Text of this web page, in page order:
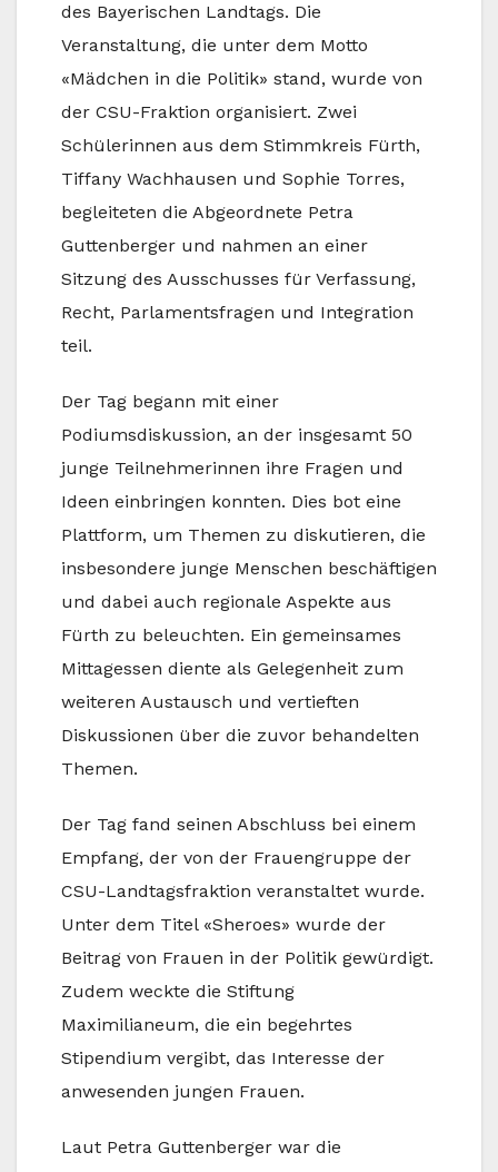
des Bayerischen Landtags. Die
Veranstaltung, die unter dem Motto
«Mädchen in die Politik» stand, wurde von
der CSU-Fraktion organisiert. Zwei
Schülerinnen aus dem Stimmkreis Fürth,
Tiffany Wachhausen und Sophie Torres,
begleiteten die Abgeordnete Petra
Guttenberger und nahmen an einer
Sitzung des Ausschusses für Verfassung,
Recht, Parlamentsfragen und Integration
teil.
Der Tag begann mit einer
Podiumsdiskussion, an der insgesamt 50
junge Teilnehmerinnen ihre Fragen und
Ideen einbringen konnten. Dies bot eine
Plattform, um Themen zu diskutieren, die
insbesondere junge Menschen beschäftigen
und dabei auch regionale Aspekte aus
Fürth zu beleuchten. Ein gemeinsames
Mittagessen diente als Gelegenheit zum
weiteren Austausch und vertieften
Diskussionen über die zuvor behandelten
Themen.
Der Tag fand seinen Abschluss bei einem
Empfang, der von der Frauengruppe der
CSU-Landtagsfraktion veranstaltet wurde.
Unter dem Titel «Sheroes» wurde der
Beitrag von Frauen in der Politik gewürdigt.
Zudem weckte die Stiftung
Maximilianeum, die ein begehrtes
Stipendium vergibt, das Interesse der
anwesenden jungen Frauen.
Laut Petra Guttenberger war die